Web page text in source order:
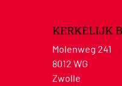
KERKELIJK
Molenweg 241
8012 WG
Zwolle